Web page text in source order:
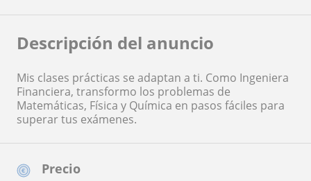
Precio
Descripción del anuncio
Mis clases prácticas se adaptan a ti. Como Ingeniera
Financiera, transformo los problemas de
Matemáticas, Física y Química en pasos fáciles para
superar tus exámenes.